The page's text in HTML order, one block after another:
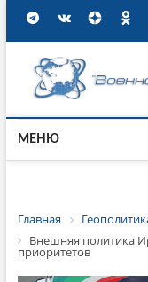
МЕНЮ
Главная
Внешняя политика
приоритетов